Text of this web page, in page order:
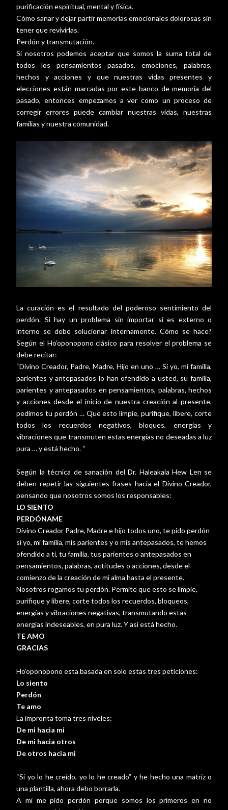
purificación espiritual, mental y física.
Cómo sanar y dejar partir memorias emocionales dolorosas sin
tener que revivirlas.
Perdón y transmutación.
Si nosotros podemos aceptar que somos la suma total de
todos los pensamientos pasados, emociones, palabras,
hechos y acciones y que nuestras vidas presentes y
elecciones están marcadas por este banco de memoria del
pasado, entonces empezamos a ver como un proceso de
corregir errores puede cambiar nuestras vidas, nuestras
familias y nuestra comunidad.
La curación es el resultado del poderoso sentimiento del
perdón. Si hay un problema sin importar si es externo o
interno se debe solucionar internamente. Cómo se hace?
Según el Ho’oponopono clásico para resolver el problema se
debe recitar:
“Divino Creador, Padre, Madre, Hijo en uno … Si yo, mi familia,
parientes y antepasados lo han ofendido a usted, su familia,
parientes y antepasados en pensamientos, palabras, hechos
y acciones desde el inicio de nuestra creación al presente,
pedimos tu perdón … Que esto limpie, purifique, libere, corte
todos los recuerdos negativos, bloques, energías y
vibraciones que transmuten estas energías no deseadas a luz
pura … y está hecho. “
Según la técnica de sanación del Dr. Haleakala Hew Len se
deben repetir las siguientes frases hacia el Divino Creador,
pensando que nosotros somos los responsables:
LO SIENTO
PERDÓNAME
Divino Creador Padre, Madre e hijo todos uno, te pido perdón
si yo, mi familia, mis parientes y o mis antepasados, te hemos
ofendido a ti, tu familia, tus parientes o antepasados en
pensamientos, palabras, actitudes o acciones, desde el
comienzo de la creación de mi alma hasta el presente.
Nosotros rogamos tu perdón. Permite que esto se limpie,
purifique y libere, corte todos los recuerdos, bloqueos,
energías y vibraciones negativas, transmutando estas
energías indeseables, en pura luz. Y así está hecho.
TE AMO
GRACIAS
Ho’oponopono esta basada en solo estas tres peticiones:
Lo siento
Perdón
Te amo
La impronta toma tres niveles:
De mi hacia mi
De mi hacia otros
De otros hacia mi
“Si yo lo he creído, yo lo he creado” y he hecho una matriz o
una plantilla, ahora debo borrarla.
A mi me pido perdón porque somos los primeros en no